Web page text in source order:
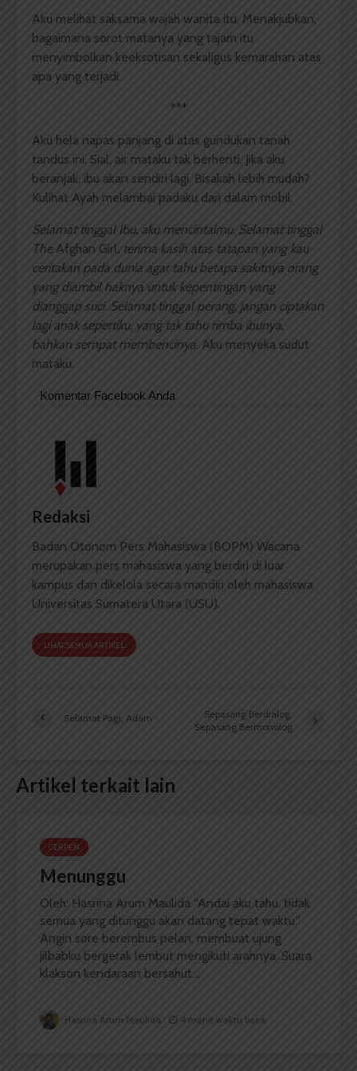
Aku melihat saksama wajah wanita itu. Menakjubkan,
bagaimana sorot matanya yang tajam itu
menyimbolkan keeksotisan sekaligus kemarahan atas
apa yang terjadi.
***
Aku hela napas panjang di atas gundukan tanah
tandus ini. Sial, air mataku tak berhenti. Jika aku
beranjak, ibu akan sendiri lagi. Bisakah lebih mudah?
Kulihat Ayah melambai padaku dari dalam mobil.
Selamat tinggal Ibu, aku mencintaimu. Selamat tinggal
The Afghan Girl, terima kasih atas tatapan yang kau
ceritakan pada dunia agar tahu betapa sakitnya orang
yang diambil haknya untuk kepentingan yang
dianggap suci. Selamat tinggal perang, jangan ciptakan
lagi anak sepertiku, yang tak tahu rimba ibunya,
bahkan sempat membencinya. Aku menyeka sudut
mataku.
Komentar Facebook Anda
Redaksi
Badan Otonom Pers Mahasiswa (BOPM) Wacana
merupakan pers mahasiswa yang berdiri di luar
kampus dan dikelola secara mandiri oleh mahasiswa
Universitas Sumatera Utara (USU).
LIHAT SEMUA ARTIKEL
Selamat Pagi, Adam
Sepasang Berdialog,
Sepasang Bermonolog
Artikel terkait lain
CERPEN
Menunggu
Oleh: Hasrina Arum Maulida “Andai aku tahu, tidak
semua yang ditunggu akan datang tepat waktu.”
Angin sore berembus pelan, membuat ujung
jilbabku bergerak lembut mengikuti arahnya. Suara
klakson kendaraan bersahut...
Hasrina Arum Maulida 4 menit waktu baca